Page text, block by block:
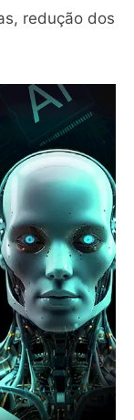
redução dos